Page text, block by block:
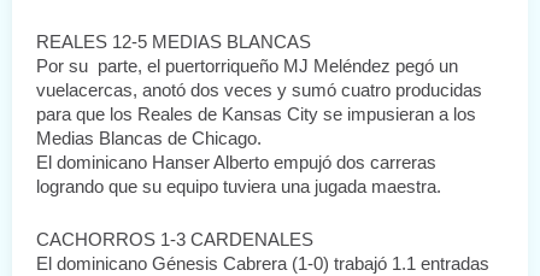
REALES 12-5 MEDIAS BLANCAS
Por su  parte, el puertorriqueño MJ Meléndez pegó un
vuelacercas, anotó dos veces y sumó cuatro producidas
para que los Reales de Kansas City se impusieran a los
Medias Blancas de Chicago.
El dominicano Hanser Alberto empujó dos carreras
logrando que su equipo tuviera una jugada maestra.
CACHORROS 1-3 CARDENALES
El dominicano Génesis Cabrera (1-0) trabajó 1.1 entradas